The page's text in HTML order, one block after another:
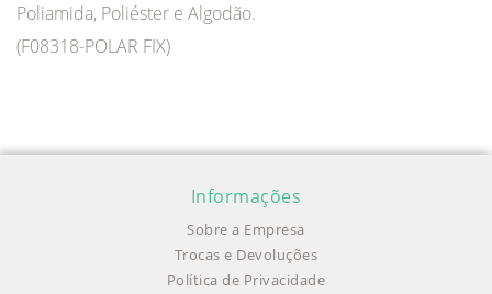
Poliamida, Poliéster e Algodão.
(F08318-POLAR FIX)
Informações
Sobre a Empresa
Trocas e Devoluções
Política de Privacidade